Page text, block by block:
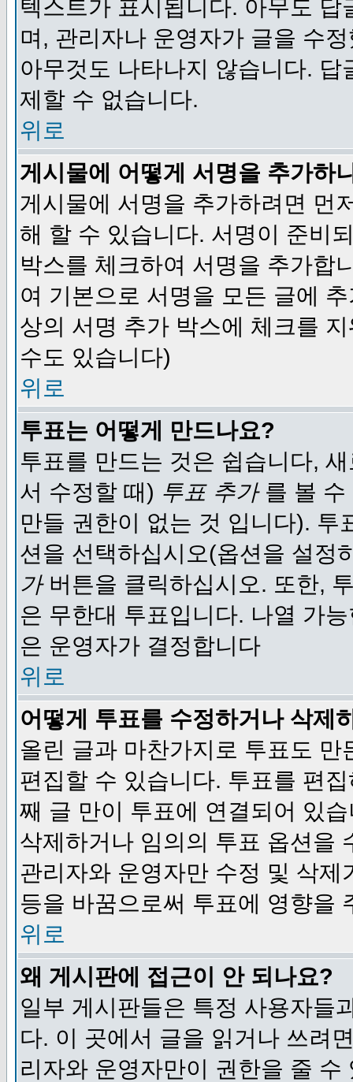
텍스트가 표시됩니다. 아무도
며, 관리자나 운영자가 글을 수
아무것도 나타나지 않습니다.
제할 수 없습니다.
위로
게시물에 어떻게 서명을 추가하
게시물에 서명을 추가하려면 먼
해 할 수 있습니다. 서명이 준비
박스를 체크하여 서명을 추가합
여 기본으로 서명을 모든 글에
상의 서명 추가 박스에 체크를
수도 있습니다)
위로
투표는 어떻게 만드나요?
투표를 만드는 것은 쉽습니다,
서 수정할 때) 투표 추가를 볼 수
만들 권한이 없는 것 입니다).
션을 선택하십시오(옵션을 설정
가버튼을 클릭하십시오. 또한,
은 무한대 투표입니다. 나열 가
은 운영자가 결정합니다
위로
어떻게 투표를 수정하거나 삭제
올린 글과 마찬가지로 투표도
편집할 수 있습니다. 투표를 편
째 글 만이 투표에 연결되어 있
삭제하거나 임의의 투표 옵션을
관리자와 운영자만 수정 및 삭
등을 바꿈으로써 투표에 영향을
위로
왜 게시판에 접근이 안 되나요?
일부 게시판들은 특정 사용자들
다. 이 곳에서 글을 읽거나 쓰려
리자와 운영자만이 권한을 줄